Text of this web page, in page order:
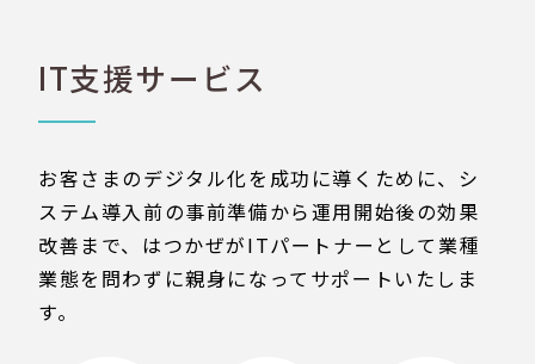
IT支援サービス
お客さまのデジタル化を成功に導くために、シ
ステム導入前の事前準備から運用開始後の効果
改善まで、はつかぜがITパートナーとして業種
業態を問わずに親身になってサポートいたしま
す。